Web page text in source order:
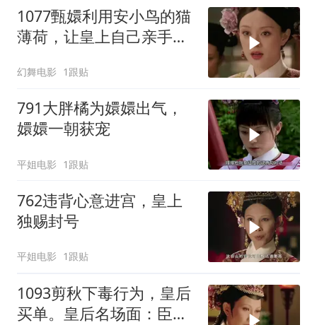
1077甄嬛利用安小鸟的猫
薄荷，让皇上自己亲手杖
幻舞电影 1跟贴
791大胖橘为嬛嬛出气，
嬛嬛一朝获宠
平姐电影 1跟贴
762违背心意进宫，皇上
独赐封号
平姐电影 1跟贴
1093剪秋下毒行为，皇后
买单。皇后名场面：臣妾